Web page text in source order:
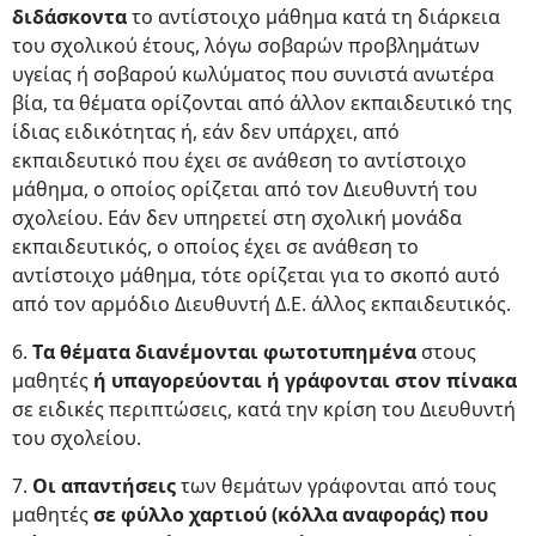
διδάσκοντατο αντίστοιχο μάθημα κατά τη διάρκεια
του σχολικού έτους, λόγω σοβαρών προβλημάτων
υγείας ή σοβαρού κωλύματος που συνιστά ανωτέρα
βία, τα θέματα ορίζονται από άλλον εκπαιδευτικό της
ίδιας ειδικότητας ή, εάν δεν υπάρχει, από
εκπαιδευτικό που έχει σε ανάθεση το αντίστοιχο
μάθημα, ο οποίος ορίζεται από τον Διευθυντή του
σχολείου. Εάν δεν υπηρετεί στη σχολική μονάδα
εκπαιδευτικός, ο οποίος έχει σε ανάθεση το
αντίστοιχο μάθημα, τότε ορίζεται για το σκοπό αυτό
από τον αρμόδιο Διευθυντή Δ.Ε. άλλος εκπαιδευτικός.
6. Tα θέματα διανέμονται φωτοτυπημένα στους
μαθητές ή υπαγορεύονται ή γράφονται στον πίνακα
σε ειδικές περιπτώσεις, κατά την κρίση του Διευθυντή
του σχολείου.
7. Οι απαντήσειςτων θεμάτων γράφονται από τους
μαθητέςσε φύλλο χαρτιού (κόλλα αναφοράς) που